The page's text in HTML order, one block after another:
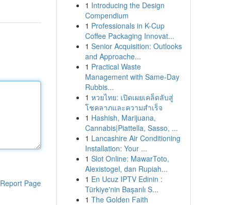
Report Page
1 Introducing the Design
Compendium
1 Professionals in K-Cup
Coffee Packaging Innovat...
1 Senior Acquisition: Outlooks
and Approache...
1 Practical Waste
Management with Same-Day
Rubbis...
1 หวยไทย: เปิดเผยเคล็ดลับสู่
โชคลาภและความสำเร็จ
1 Hashish, Marijuana,
Cannabis|Piattella, Sasso, ...
1 Lancashire Air Conditioning
Installation: Your ...
1 Slot Online: MawarToto,
Alexistogel, dan Rupiah...
1 En Ucuz IPTV Edinin :
Türkiye'nin Başarılı S...
1 The Golden Faith